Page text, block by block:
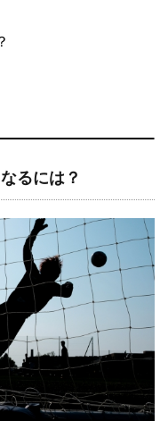
るには？